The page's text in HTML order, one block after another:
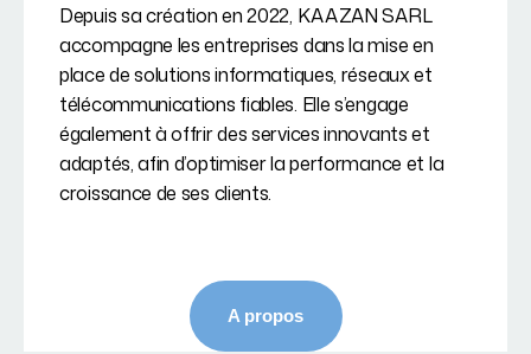
Depuis sa création en 2022, KAAZAN SARL
accompagne les entreprises dans la mise en
place de solutions informatiques, réseaux et
télécommunications fiables. Elle s’engage
également à offrir des services innovants et
adaptés, afin d’optimiser la performance et la
croissance de ses clients.